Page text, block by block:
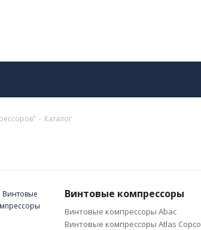
- Каталог
Винтовые компрессоры
Винтовые компрессоры Abac
Винтовые компрессоры Atlas Copco